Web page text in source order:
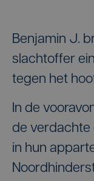
Benjamin J.
slachtoffer
tegen het
In de
de verdachte
in hun